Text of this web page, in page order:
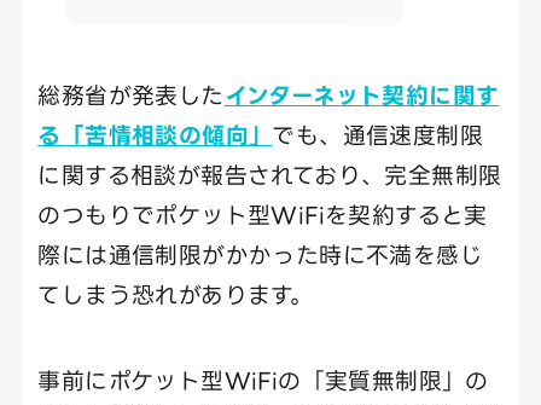
総務省が発表した インターネット契約に関す
る「苦情相談の傾向」 でも、通信速度制限
に関する相談が報告されており、完全無制限
のつもりでポケット型WiFiを契約すると実
際には通信制限がかかった時に不満を感じ
てしまう恐れがあります。
事前にポケット型WiFiの「実質無制限」の